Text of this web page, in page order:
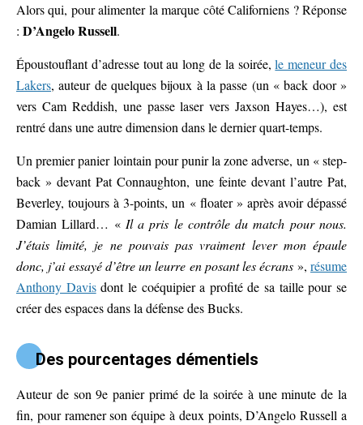
Alors qui, pour alimenter la marque côté Californiens ? Réponse
: D’Angelo Russell.
Époustouflant d’adresse tout au long de la soirée,le meneur des
Lakers, auteur de quelques bijoux à la passe (un « back door »
vers Cam Reddish, une passe laser vers Jaxson Hayes…), est
rentré dans une autre dimension dans le dernier quart-temps.
Un premier panier lointain pour punir la zone adverse, un « step-
back » devant Pat Connaughton, une feinte devant l’autre Pat,
Beverley, toujours à 3-points, un « floater » après avoir dépassé
Damian Lillard… « Il a pris le contrôle du match pour nous.
J’étais limité, je ne pouvais pas vraiment lever mon épaule
donc, j’ai essayé d’être un leurre en posant les écrans »,résume
Anthony Davisdont le coéquipier a profité de sa taille pour se
créer des espaces dans la défense des Bucks.
Des pourcentages démentiels
Auteur de son 9e panier primé de la soirée à une minute de la
fin, pour ramener son équipe à deux points, D’Angelo Russell a